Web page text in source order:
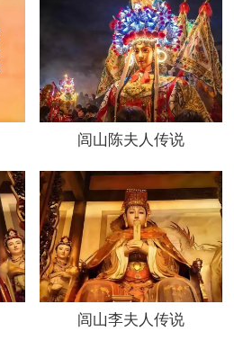
闾山陈夫人传说
闾山李夫人传说